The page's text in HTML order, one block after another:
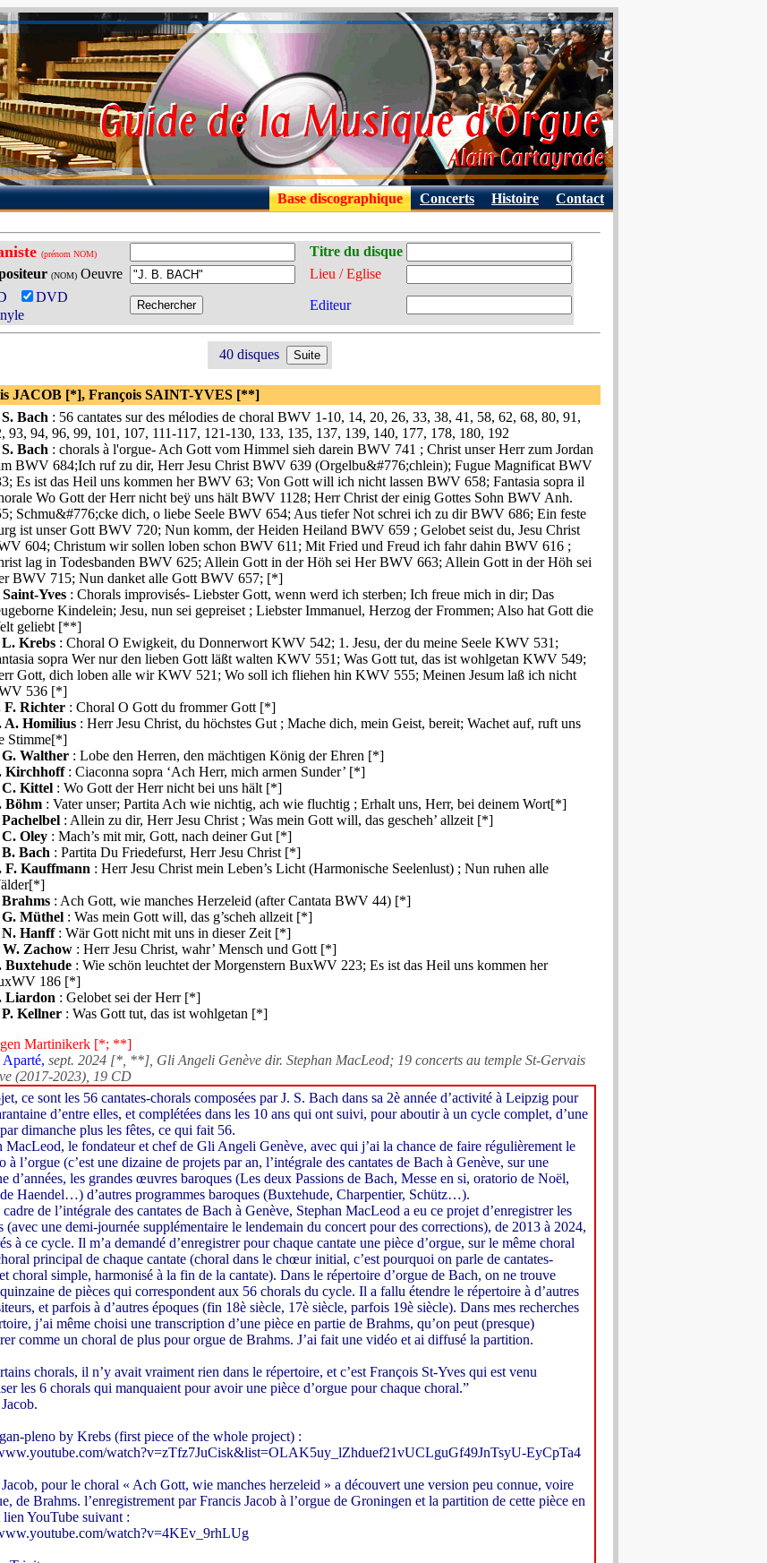
Base discographique Concerts Histoire Contact
(prénom NOM)
Titre du disque
(NOM)Oeuvre
Lieu / Eglise
DVD
Editeur
40 disques
JACOB [*], François SAINT-YVES [**]
Bach : 56 cantates sur des mélodies de choral BWV 1-10, 14, 20, 26, 33, 38, 41, 58, 62, 68, 80, 91,
93, 94, 96, 99, 101, 107, 111-117, 121-130, 133, 135, 137, 139, 140, 177, 178, 180, 192
Bach : chorals à l'orgue- Ach Gott vom Himmel sieh darein BWV 741 ; Christ unser Herr zum Jordan
BWV 684;Ich ruf zu dir, Herr Jesu Christ BWV 639 (Orgelbu&#776;chlein); Fugue Magnificat BWV
Es ist das Heil uns kommen her BWV 63; Von Gott will ich nicht lassen BWV 658; Fantasia sopra il
Wo Gott der Herr nicht beÿ uns hält BWV 1128; Herr Christ der einig Gottes Sohn BWV Anh.
Schmu&#776;cke dich, o liebe Seele BWV 654; Aus tiefer Not schrei ich zu dir BWV 686; Ein feste
ist unser Gott BWV 720; Nun komm, der Heiden Heiland BWV 659 ; Gelobet seist du, Jesu Christ
604; Christum wir sollen loben schon BWV 611; Mit Fried und Freud ich fahr dahin BWV 616 ;
lag in Todesbanden BWV 625; Allein Gott in der Höh sei Her BWV 663; Allein Gott in der Höh sei
BWV 715; Nun danket alle Gott BWV 657; [*]
Saint-Yves : Chorals improvisés- Liebster Gott, wenn werd ich sterben; Ich freue mich in dir; Das
Kindelein; Jesu, nun sei gepreiset ; Liebster Immanuel, Herzog der Frommen; Also hat Gott die
geliebt [**]
Krebs : Choral O Ewigkeit, du Donnerwort KWV 542; 1. Jesu, der du meine Seele KWV 531;
sopra Wer nur den lieben Gott läßt walten KWV 551; Was Gott tut, das ist wohlgetan KWV 549;
Gott, dich loben alle wir KWV 521; Wo soll ich fliehen hin KWV 555; Meinen Jesum laß ich nicht
536 [*]
F. Richter : Choral O Gott du frommer Gott [*]
A. Homilius : Herr Jesu Christ, du höchstes Gut ; Mache dich, mein Geist, bereit; Wachet auf, ruft uns
Stimme[*]
Walther : Lobe den Herren, den mächtigen König der Ehren [*]
Kirchhoff: Ciaconna sopra ‘Ach Herr, mich armen Sunder’ [*]
C. Kittel : Wo Gott der Herr nicht bei uns hält [*]
Böhm : Vater unser; Partita Ach wie nichtig, ach wie fluchtig ; Erhalt uns, Herr, bei deinem Wort[*]
: Allein zu dir, Herr Jesu Christ ; Was mein Gott will, das gescheh’ allzeit [*]
Oley : Mach’s mit mir, Gott, nach deiner Gut [*]
Bach : Partita Du Friedefurst, Herr Jesu Christ [*]
F. Kauffmann : Herr Jesu Christ mein Leben’s Licht (Harmonische Seelenlust) ; Nun ruhen alle
: Ach Gott, wie manches Herzeleid (after Cantata BWV 44) [*]
Müthel : Was mein Gott will, das g’scheh allzeit [*]
Hanff: Wär Gott nicht mit uns in dieser Zeit [*]
W. Zachow : Herr Jesu Christ, wahr’ Mensch und Gott [*]
Buxtehude : Wie schön leuchtet der Morgenstern BuxWV 223; Es ist das Heil uns kommen her
186 [*]
Liardon : Gelobet sei der Herr [*]
Kellner : Was Gott tut, das ist wohlgetan [*]
Martinikerk [*; **]
sept. 2024 [*, **], Gli Angeli Genève dir. Stephan MacLeod; 19 concerts au temple St-Gervais
(2017-2023), 19 CD
ce sont les 56 cantates-chorals composées par J. S. Bach dans sa 2è année d’activité à Leipzig pour
d’entre elles, et complétées dans les 10 ans qui ont suivi, pour aboutir à un cycle complet, d’une
dimanche plus les fêtes, ce qui fait 56.
MacLeod, le fondateur et chef de Gli Angeli Genève, avec qui j’ai la chance de faire régulièrement le
à l’orgue (c’est une dizaine de projets par an, l’intégrale des cantates de Bach à Genève, sur une
d’années, les grandes œuvres baroques (Les deux Passions de Bach, Messe en si, oratorio de Noël,
Haendel…) d’autres programmes baroques (Buxtehude, Charpentier, Schütz…).
de l’intégrale des cantates de Bach à Genève, Stephan MacLeod a eu ce projet d’enregistrer les
(avec une demi-journée supplémentaire le lendemain du concert pour des corrections), de 2013 à 2024,
à ce cycle. Il m’a demandé d’enregistrer pour chaque cantate une pièce d’orgue, sur le même choral
principal de chaque cantate (choral dans le chœur initial, c’est pourquoi on parle de cantates-
choral simple, harmonisé à la fin de la cantate). Dans le répertoire d’orgue de Bach, on ne trouve
de pièces qui correspondent aux 56 chorals du cycle. Il a fallu étendre le répertoire à d’autres
et parfois à d’autres époques (fin 18è siècle, 17è siècle, parfois 19è siècle). Dans mes recherches
j’ai même choisi une transcription d’une pièce en partie de Brahms, qu’on peut (presque)
comme un choral de plus pour orgue de Brahms. J’ai fait une vidéo et ai diffusé la partition.
chorals, il n’y avait vraiment rien dans le répertoire, et c’est François St-Yves qui est venu
les 6 chorals qui manquaient pour avoir une pièce d’orgue pour chaque choral.”
pleno by Krebs (first piece of the whole project) :
watch?v=zTfz7JuCisk&list=OLAK5uy_lZhduef21vUCLguGf49JnTsyU-EyCpTa4
pour le choral « Ach Gott, wie manches herzeleid » a découvert une version peu connue, voire
de Brahms. l’enregistrement par Francis Jacob à l’orgue de Groningen et la partition de cette pièce en
YouTube suivant :
watch?v=4KEv_9rhLUg